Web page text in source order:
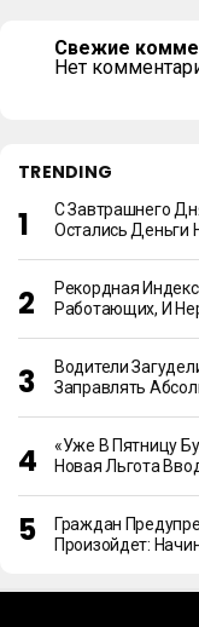
Свежие
Нет
TRENDING
С Завтрашнего
Остались Деньги
Рекордная
Работающих, И
Водители
Заправлять
«Уже В Пятницу
Новая Льгота
Граждан
Произойдет: